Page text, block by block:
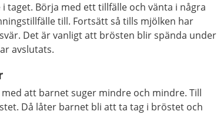
taget. Börja med ett tillfälle och vänta i några
till. Fortsätt så tills mjölken har
Det är vanligt att brösten blir spända under
avslutats.
att barnet suger mindre och mindre. Till
Då låter barnet bli att ta tag i bröstet och